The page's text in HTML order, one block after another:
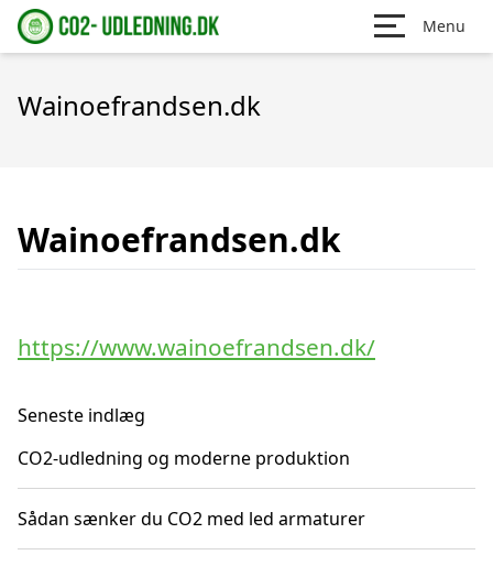
Menu
Wainoefrandsen.dk
Wainoefrandsen.dk
https://www.wainoefrandsen.dk/
Seneste indlæg
CO2-udledning og moderne produktion
Sådan sænker du CO2 med led armaturer